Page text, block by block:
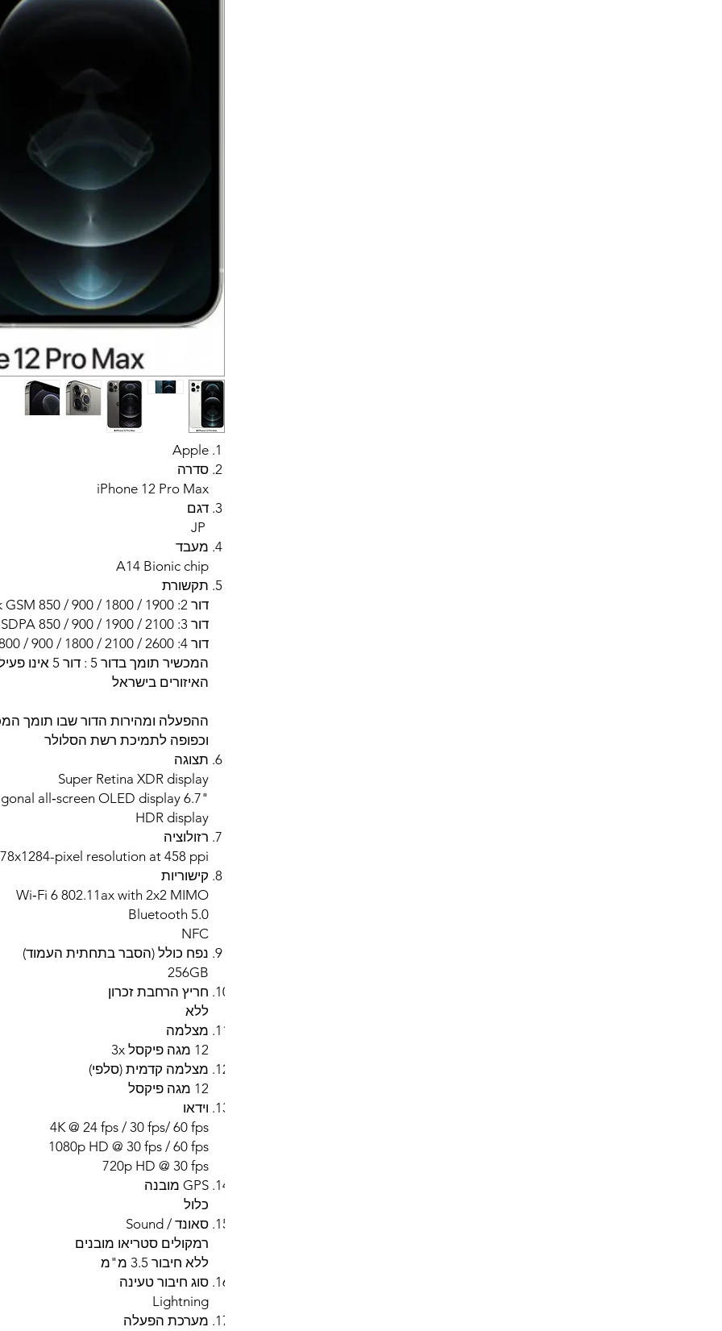
Apple
סדרה
iPhone 12 Pro Max
דגם
מעבד
A14 Bionic chip
תקשורת
דור 2: 2G Network GSM 850 / 900 / 1800 / 1900
דור 3: 3G Network HSDPA 850 / 900 / 1900 / 2100
דור 4: LTE 800 / 900 / 1800 / 2100 / 2600
המכשיר תומך
האיזורים בישראל
ההפעלה ומהירות הדור שבו תומך
וכפופה לתמיכת רשת הסלולר
תצוגה
Super Retina XDR display
"6.7 diagonal all‑screen OLED display
HDR display
רזולוציה
pixel resolution at 458 ppi
קישוריות
Wi‑Fi 6 802.11ax with 2x2 MIMO
Bluetooth 5.0
NFC
נפח כולל (הסבר בתחתית העמוד)
256GB
חריץ הרחבת זכרון
ללא
מצלמה
12 מגה פיקסל 3x
מצלמה קדמית (סלפי)
12 מגה פיקסל
וידאו
4K @ 24 fps / 30 fps/ 60 fps
1080p HD @ 30 fps / 60 fps
720p HD @ 30 fps
GPS מובנה
כלול
סאונד / Sound
רמקולים סטריאו מובנים
ללא חיבור 3.5 מ"מ
סוג חיבור טעינה
Lightning
מערכת הפעלה